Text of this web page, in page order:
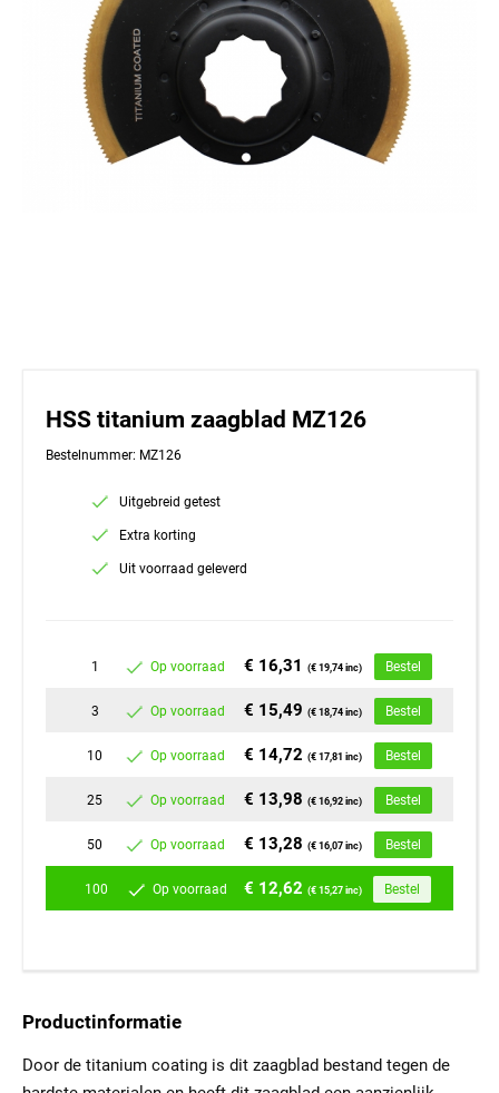
HSS titanium zaagblad MZ126
Bestelnummer: MZ126
Uitgebreid getest
Extra korting
Uit voorraad geleverd
1 Op voorraad € 16,31(€ 19,74 inc) Bestel
3 Op voorraad € 15,49(€ 18,74 inc) Bestel
10 Op voorraad € 14,72(€ 17,81 inc) Bestel
25 Op voorraad € 13,98(€ 16,92 inc) Bestel
50 Op voorraad € 13,28(€ 16,07 inc) Bestel
100 Op voorraad € 12,62(€ 15,27 inc) Bestel
Productinformatie
Door de titanium coating is dit zaagblad bestand tegen de